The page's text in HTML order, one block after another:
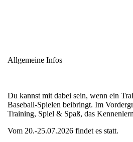
Allgemeine Infos
Du kannst mit dabei sein, wenn ein
Baseball-Spielen beibringt. Im
Training, Spiel & Spaß, das
Vom 20.-25.07.2026 findet es statt.